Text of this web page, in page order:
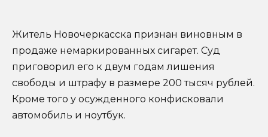
Житель Новочеркасска признан виновным в
продаже немаркированных сигарет. Суд
приговорил его к двум годам лишения
свободы и штрафу в размере 200 тысяч рублей.
Кроме того у осужденного конфисковали
автомобиль и ноутбук.